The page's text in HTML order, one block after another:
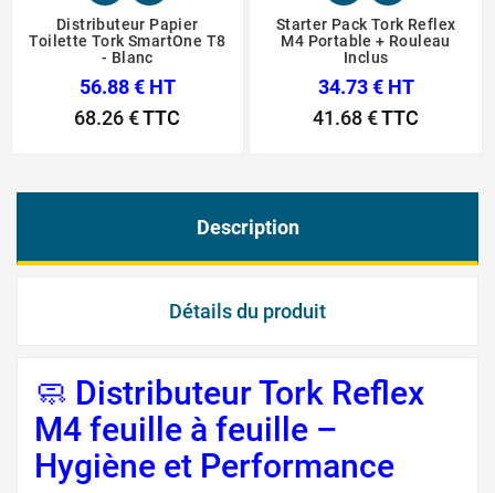
Distributeur Papier
Toilette Tork SmartOne T8
- Blanc
56.88 € HT
68.26 €TTC
Starter Pack Tork Reflex
M4 Portable + Rouleau
Inclus
34.73 € HT
41.68 €TTC
Description
Détails du produit
🧼 Distributeur Tork Reflex
M4 feuille à feuille –
Hygiène et Performance